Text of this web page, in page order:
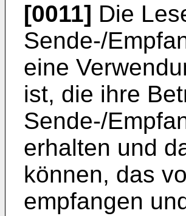
[0011] Die
Sende-/
eine
ist, die ihre
Sende-/
erhalten und
können, das
empfangen